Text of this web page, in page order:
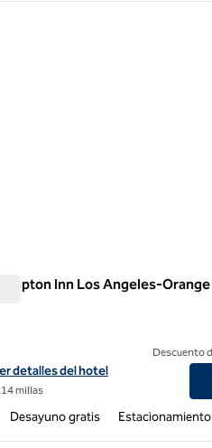
imagen
11
Hampton Inn Los Angeles-
detalles del hotel Hampton Inn Los
detalles del hotel
millas
Descuento
Desayuno gratis